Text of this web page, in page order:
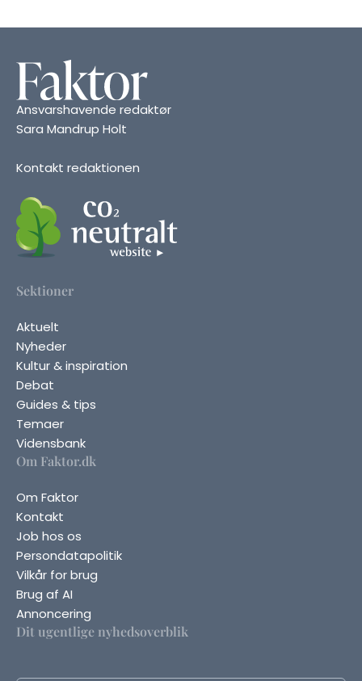
Ansvarshavende redaktør
Sara Mandrup Holt
Kontakt redaktionen
Sektioner
Aktuelt
Nyheder
Kultur & inspiration
Debat
Guides & tips
Temaer
Vidensbank
Om Faktor.dk
Om Faktor
Kontakt
Job hos os
Persondatapolitik
Vilkår for brug
Brug af AI
Annoncering
Dit ugentlige nyhedsoverblik